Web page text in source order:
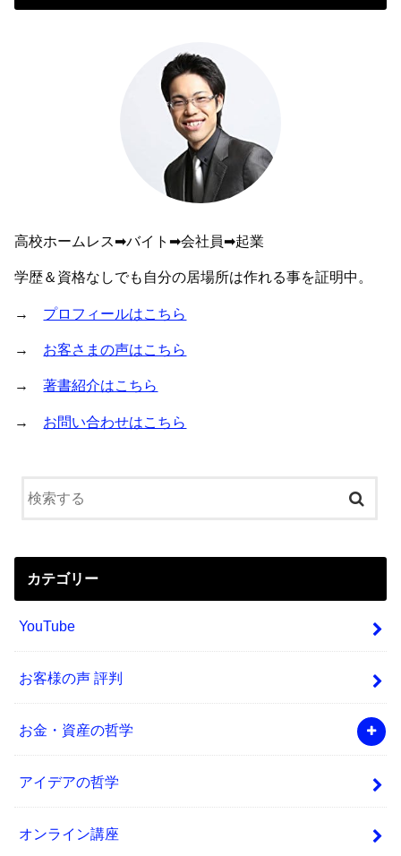
高校ホームレス➡︎バイト➡︎会社員➡︎起業
学歴＆資格なしでも自分の居場所は作れる事を証明中。
→ プロフィールはこちら
→ お客さまの声はこちら
→著書紹介はこちら
→ お問い合わせはこちら
カテゴリー
YouTube
お客様の声 評判
お金・資産の哲学
アイデアの哲学
オンライン講座